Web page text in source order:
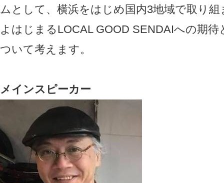
ムとして、横浜をはじめ国内3地域で取り
よはじまるLOCAL GOOD SENDAIへの期
ついて考えます。
メインスピーカー